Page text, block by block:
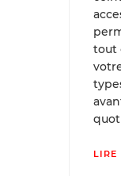
tout
LIRE